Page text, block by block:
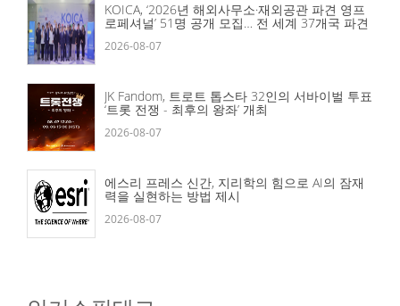
KOICA, ‘2026년 해외사무소·재외공관 파견 영프
로페셔널’ 51명 공개 모집… 전 세계 37개국 파견
2026-08-07
JK Fandom, 트로트 톱스타 32인의 서바이벌 투표
‘트롯 전쟁 - 최후의 왕좌’ 개최
2026-08-07
에스리 프레스 신간, 지리학의 힘으로 AI의 잠재
력을 실현하는 방법 제시
2026-08-07